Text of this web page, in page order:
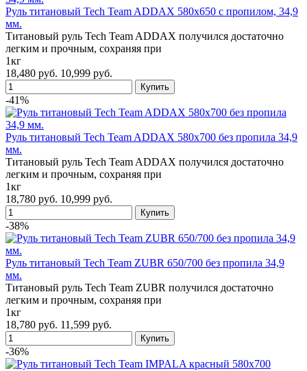
Руль титановый Tech Team ADDAX 580x650 с пропилом, 34,9
мм.
Титановый руль Tech Team ADDAX получился достаточно
легким и прочным, сохраняя при
1кг
18,480 руб. 10,999 руб.
-41%
Руль титановый Tech Team ADDAX 580x700 без пропила 34,9
мм.
Титановый руль Tech Team ADDAX получился достаточно
легким и прочным, сохраняя при
1кг
18,780 руб. 10,999 руб.
-38%
Руль титановый Tech Team ZUBR 650/700 без пропила 34,9
мм.
Титановый руль Tech Team ZUBR получился достаточно
легким и прочным, сохраняя при
1кг
18,780 руб. 11,599 руб.
-36%